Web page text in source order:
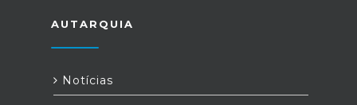
AUTARQUIA
Notícias